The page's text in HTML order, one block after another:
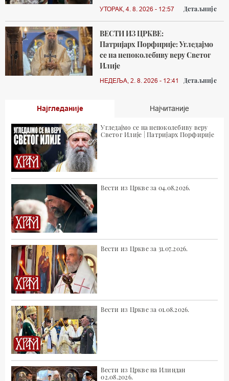
УТОРАК, 4. 8. 2026 - 12:57 Детаљније
ВЕСТИ ИЗ ЦРКВЕ:
Патријарх Порфирије: Угледајмо
се на непоколебиву веру Светог
Илије
НЕДЕЉА, 2. 8. 2026 - 12:41 Детаљније
Најгледаније Најчитаније
Угледајмо се на непоколебиву веру
Светог Илије | Патријарх Порфирије
Вести из Цркве за 04.08.2026.
Вести из Цркве за 31.07.2026.
Вести из Цркве за 01.08.2026.
Вести из Цркве на Илиндан
02.08.2026.